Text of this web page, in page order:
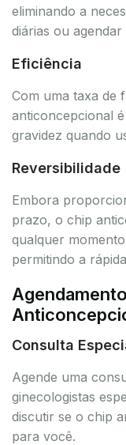
eliminando a
diárias ou agendar
Eficiência
Com uma taxa de
anticoncepcional
gravidez quando
Reversibilidade
Embora
prazo, o chip
qualquer
permitindo a
Consulta
Agende uma
ginecologistas
discutir se o chip
para você.